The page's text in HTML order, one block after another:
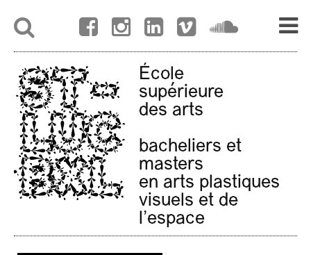
École
supérieure
des arts
bacheliers et
masters
en arts plastiques
visuels et de
l'espace